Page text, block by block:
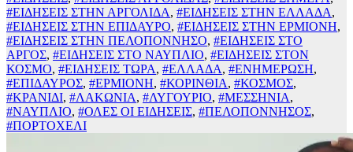
#ΕΙΔΗΣΕΙΣ ΣΤΗΝ ΑΡΓΟΛΙΔΑ, #ΕΙΔΗΣΕΙΣ ΣΤΗΝ ΕΛΛΑΔΑ,
#ΕΙΔΗΣΕΙΣ ΣΤΗΝ ΕΠΙΔΑΥΡΟ, #ΕΙΔΗΣΕΙΣ ΣΤΗΝ ΕΡΜΙΟΝΗ,
#ΕΙΔΗΣΕΙΣ ΣΤΗΝ ΠΕΛΟΠΟΝΝΗΣΟ, #ΕΙΔΗΣΕΙΣ ΣΤΟ
ΑΡΓΟΣ, #ΕΙΔΗΣΕΙΣ ΣΤΟ ΝΑΥΠΛΙΟ, #ΕΙΔΗΣΕΙΣ ΣΤΟΝ
ΚΟΣΜΟ, #ΕΙΔΗΣΕΙΣ ΤΩΡΑ, #ΕΛΛΑΔΑ, #ΕΝΗΜΕΡΩΣΗ,
#ΕΠΙΔΑΥΡΟΣ, #ΕΡΜΙΟΝΗ, #ΚΟΡΙΝΘΙΑ, #ΚΟΣΜΟΣ,
#ΚΡΑΝΙΔΙ, #ΛΑΚΩΝΙΑ, #ΛΥΓΟΥΡΙΟ, #ΜΕΣΣΗΝΙΑ,
#ΝΑΥΠΛΙΟ, #ΟΛΕΣ ΟΙ ΕΙΔΗΣΕΙΣ, #ΠΕΛΟΠΟΝΝΗΣΟΣ,
#ΠΟΡΤΟΧΕΛΙ